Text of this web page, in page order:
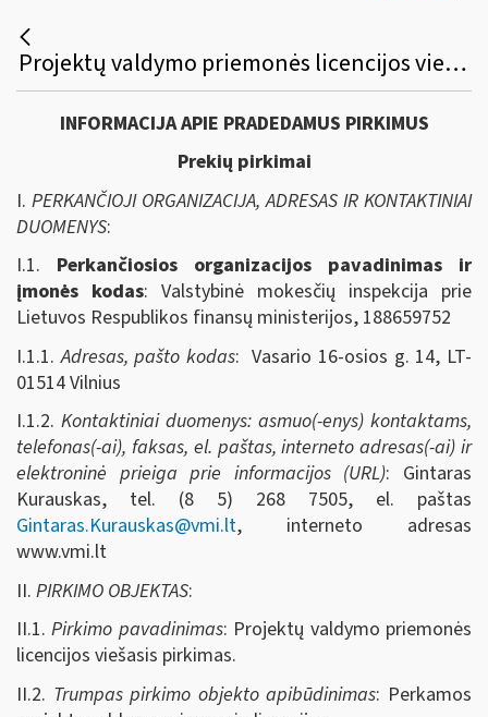
Projektų valdymo priemonės licencijos viešasis pirkimas
INFORMACIJA APIE PRADEDAMUS PIRKIMUS
Prekių pirkimai
I. PERKANČIOJI ORGANIZACIJA, ADRESAS IR KONTAKTINIAI
DUOMENYS:
I.1. Perkančiosios organizacijos pavadinimas ir
įmonės kodas: Valstybinė mokesčių inspekcija prie
Lietuvos Respublikos finansų ministerijos, 188659752
I.1.1.Adresas, pašto kodas: Vasario 16-osios g. 14, LT-
01514 Vilnius
I.1.2. Kontaktiniai duomenys: asmuo(-enys) kontaktams,
telefonas(-ai), faksas, el. paštas, interneto adresas(-ai) ir
elektroninė prieiga prie informacijos (URL): Gintaras
Kurauskas, tel. (8 5) 268 7505, el. paštas
Gintaras.Kurauskas@vmi.lt, interneto adresas
www.vmi.lt
II. PIRKIMO OBJEKTAS:
II.1.Pirkimo pavadinimas: Projektų valdymo priemonės
licencijos viešasis pirkimas.
II.2. Trumpas pirkimo objekto apibūdinimas: Perkamos